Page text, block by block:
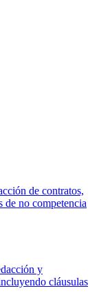
de contratos,
de no competencia
y
cláusulas